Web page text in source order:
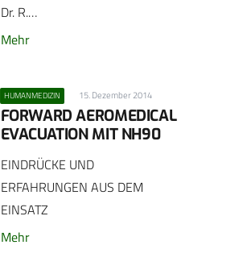
Dr. R.…
Mehr
HUMANMEDIZIN 15. Dezember 2014
FORWARD AEROMEDICAL
EVACUATION MIT NH90
EINDRÜCKE UND
ERFAHRUNGEN AUS DEM
EINSATZ
Mehr